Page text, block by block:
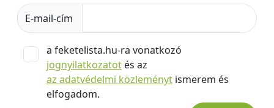
E-mail-cím
a feketelista.hu-ra vonatkozó
jognyilatkozatot és az
az adatvédelmi közleményt ismerem és
elfogadom.